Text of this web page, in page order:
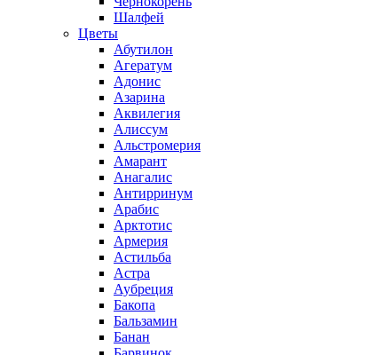
Шалфей
Цветы
Абутилон
Агератум
Адонис
Азарина
Аквилегия
Алиссум
Альстромерия
Амарант
Анагалис
Антирринум
Арабис
Арктотис
Армерия
Астильба
Астра
Аубреция
Бакопа
Бальзамин
Банан